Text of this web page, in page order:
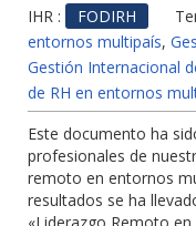
IHR :
FODIRH
entornos multipaís,
Gestión Internacional
de RH en entornos
Este documento ha
profesionales de
remoto en entornos
resultados se ha